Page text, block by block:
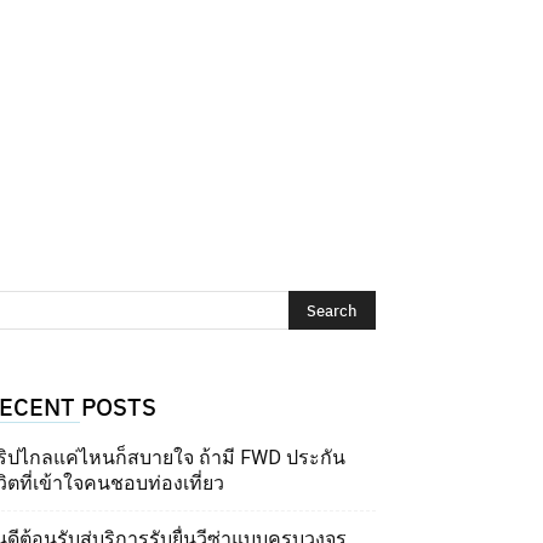
POSTS
ปไกลแค่ไหนก็สบายใจ ถ้ามี FWD ประกัน
ตที่เข้าใจคนชอบท่องเที่ยว